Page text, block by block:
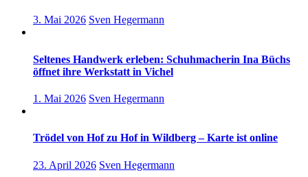
3. Mai 2026 Sven Hegermann
Seltenes Handwerk erleben: Schuhmacherin Ina Büchs
öffnet ihre Werkstatt in Vichel
1. Mai 2026 Sven Hegermann
Trödel von Hof zu Hof in Wildberg – Karte ist online
23. April 2026 Sven Hegermann